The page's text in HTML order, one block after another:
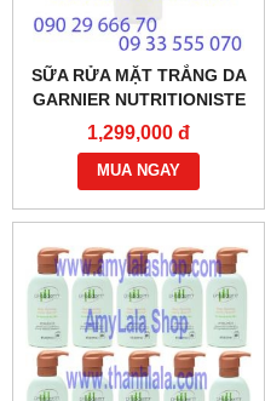
SỮA RỬA MẶT TRẮNG DA
GARNIER NUTRITIONISTE
MICROBEAD CREAM
SCRUB 150ML -
0933555070 - 0902966670 -
1,299,000 đ
MUA NGAY